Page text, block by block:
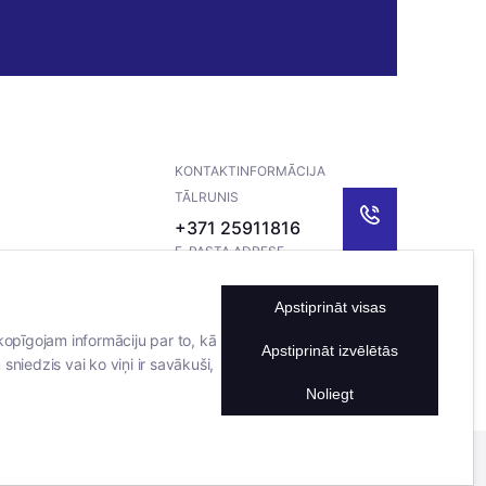
KONTAKTINFORMĀCIJA
TĀLRUNIS
+371 25911816
E-PASTA ADRESE
info@bertasnams.lv
informāciju par to, kā
vai ko viņi ir savākuši,
Apstiprināt visas
Apstiprināt izvēlētās
Noliegt